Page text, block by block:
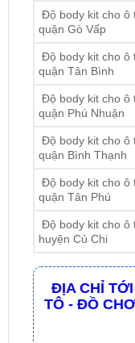
Độ body kit cho ô
quận Tân Bình
Độ body kit cho ô
quận Phú Nhuận
Độ body kit cho ô
quận Bình Thạnh
Độ body kit cho ô
quận Tân Phú
Độ body kit cho ô
huyện Củ Chi
ĐỊA CHỈ TỚI
☎Bấm vào để